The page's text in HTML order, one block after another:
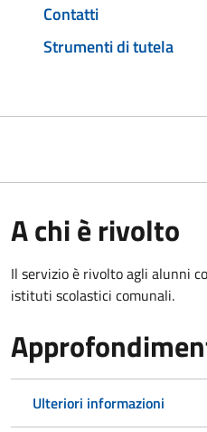
Contatti
Strumenti di tutela
A chi è rivolto
Il servizio è rivolto agli alunni
istituti scolastici comunali.
Ulteriori informazioni